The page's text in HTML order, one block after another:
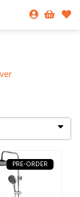
PRE-ORDER